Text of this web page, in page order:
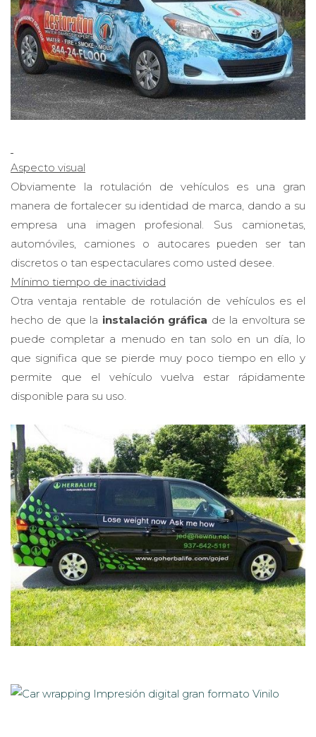
Aspecto visual
Obviamente la rotulación de vehículos es una gran
manera de fortalecer su identidad de marca, dando a su
empresa una imagen profesional. Sus camionetas,
automóviles, camiones o autocares pueden ser tan
discretos o tan espectaculares como usted desee.
Mínimo tiempo de inactividad
Otra ventaja rentable de rotulación de vehículos es el
hecho de que la instalación gráfica de la envoltura se
puede completar a menudo en tan solo en un día, lo
que significa que se pierde muy poco tiempo en ello y
permite que el vehículo vuelva estar rápidamente
disponible para su uso.